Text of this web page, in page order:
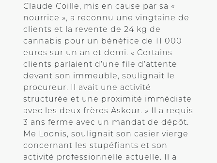
Claude Coille, mis en cause par sa «
nourrice », a reconnu une vingtaine de
clients et la revente de 24 kg de
cannabis pour un bénéfice de 11 000
euros sur un an et demi. « Certains
clients parlaient d’une file d’attente
devant son immeuble, soulignait le
procureur. Il avait une activité
structurée et une proximité immédiate
avec les deux frères Askour. » Il a requis
3 ans ferme avec un mandat de dépôt.
Me Loonis, soulignait son casier vierge
concernant les stupéfiants et son
activité professionnelle actuelle. Il a